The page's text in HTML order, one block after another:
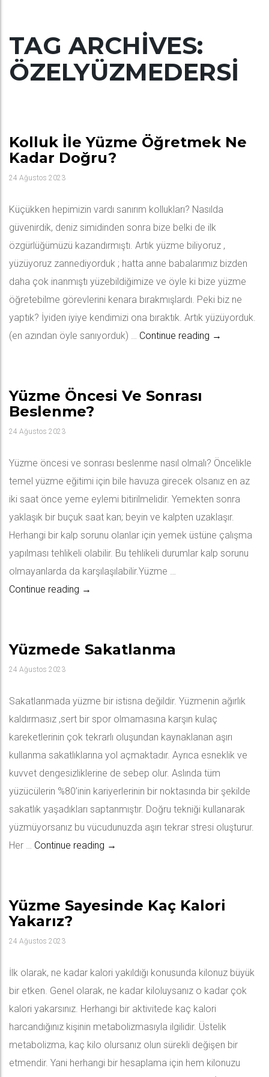
TAG ARCHIVES:
ÖZELYÜZMEDERSI
Kolluk İle Yüzme Öğretmek Ne
Kadar Doğru?
24 Ağustos 2023
Küçükken hepimizin vardı sanırım kollukları? Nasılda
güvenirdik, deniz simidinden sonra bize belki de ilk
özgürlüğümüzü kazandırmıştı. Artık yüzme biliyoruz ,
yüzüyoruz zannediyorduk ; hatta anne babalarımız bizden
daha çok inanmıştı yüzebildiğimize ve öyle ki bize yüzme
öğretebilme görevlerini kenara bırakmışlardı. Peki biz ne
yaptık? İyiden iyiye kendimizi ona bıraktık. Artık yüzüyorduk.
(en azından öyle sanıyorduk) … Continue reading Kolluk İle
→
Yüzme Öncesi Ve Sonrası
Beslenme?
24 Ağustos 2023
Yüzme öncesi ve sonrası beslenme nasıl olmalı? Öncelikle
temel yüzme eğitimi için bile havuza girecek olsanız en az
iki saat önce yeme eylemi bitirilmelidir. Yemekten sonra
yaklaşık bir buçuk saat kan; beyin ve kalpten uzaklaşır.
Herhangi bir kalp sorunu olanlar için yemek üstüne çalışma
yapılması tehlikeli olabilir. Bu tehlikeli durumlar kalp sorunu
olmayanlarda da karşılaşılabilir.Yüzme …
Continue reading Yüzme Öncesi ve Sonrası Beslenme?
→
Yüzmede Sakatlanma
24 Ağustos 2023
Sakatlanmada yüzme bir istisna değildir. Yüzmenin ağırlık
kaldırmasız ,sert bir spor olmamasına karşın kulaç
kareketlerinin çok tekrarlı oluşundan kaynaklanan aşırı
kullanma sakatlıklarına yol açmaktadır. Ayrıca esneklik ve
kuvvet dengesizliklerine de sebep olur. Aslında tüm
yüzücülerin %80’inin kariyerlerinin bir noktasında bir şekilde
sakatlık yaşadıkları saptanmıştır. Doğru tekniği kullanarak
yüzmüyorsanız bu vücudunuzda aşırı tekrar stresi oluşturur.
Her … Continue reading Yüzmede Sakatlanma
→
Yüzme Sayesinde Kaç Kalori
Yakarız?
24 Ağustos 2023
İlk olarak, ne kadar kalori yakıldığı konusunda kilonuz büyük
bir etken. Genel olarak, ne kadar kiloluysanız o kadar çok
kalori yakarsınız. Herhangi bir aktivitede kaç kalori
harcandığınız kişinin metabolizmasıyla ilgilidir. Üstelik
metabolizma, kaç kilo olursanız olun sürekli değişen bir
etmendir. Yani herhangi bir hesaplama için hem kilonuzu